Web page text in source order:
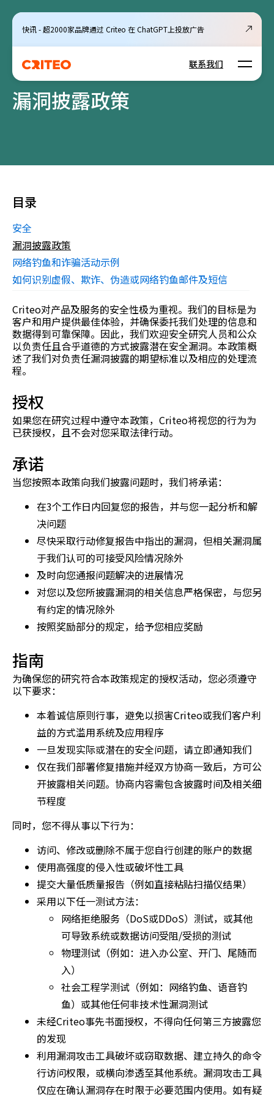
快讯 - 超2000家品牌通过 Criteo 在 ChatGPT上投放广告
联系我们 Open
漏洞披露政策
目录
安全
漏洞披露政策
网络钓鱼和诈骗活动示例
如何识别虚假、欺诈、伪造或网络钓鱼邮件及短信
Criteo对产品及服务的安全性极为重视。我们的目标是为
客户和用户提供最佳体验，并确保委托我们处理的信息和
数据得到可靠保障。因此，我们欢迎安全研究人员和公众
以负责任且合乎道德的方式披露潜在安全漏洞。本政策概
述了我们对负责任漏洞披露的期望标准以及相应的处理流
程。
授权
如果您在研究过程中遵守本政策，Criteo将视您的行为为
已获授权，且不会对您采取法律行动。
承诺
当您按照本政策向我们披露问题时，我们将承诺：
在3个工作日内回复您的报告，并与您一起分析和解
决问题
尽快采取行动修复报告中指出的漏洞，但相关漏洞属
于我们认可的可接受风险情况除外
及时向您通报问题解决的进展情况
对您以及您所披露漏洞的相关信息严格保密，与您另
有约定的情况除外
按照奖励部分的规定，给予您相应奖励
指南
为确保您的研究符合本政策规定的授权活动，您必须遵守
以下要求：
本着诚信原则行事，避免以损害Criteo或我们客户利
益的方式滥用系统及应用程序
一旦发现实际或潜在的安全问题，请立即通知我们
仅在我们部署修复措施并经双方协商一致后，方可公
开披露相关问题。协商内容需包含披露时间及相关细
节程度
同时，您不得从事以下行为：
访问、修改或删除不属于您自行创建的账户的数据
使用高强度的侵入性或破坏性工具
提交大量低质量报告（例如直接粘贴扫描仪结果）
采用以下任一测试方法：
网络拒绝服务（DoS或DDoS）测试，或其他
可导致系统或数据访问受阻/受损的测试
物理测试（例如：进入办公室、开门、尾随而
入）
社会工程学测试（例如：网络钓鱼、语音钓
鱼）或其他任何非技术性漏洞测试
未经Criteo事先书面授权，不得向任何第三方披露您
的发现
利用漏洞攻击工具破坏或窃取数据、建立持久的命令
行访问权限，或横向渗透至其他系统。漏洞攻击工具
仅应在确认漏洞存在时限于必要范围内使用。如有疑